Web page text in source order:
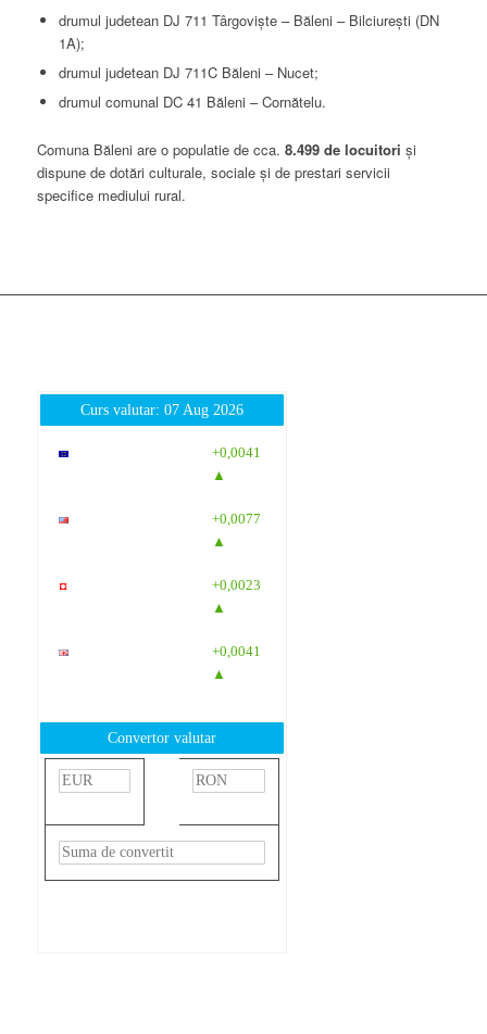
drumul judetean DJ 711 Târgoviște – Băleni – Bilciurești (DN
1A);
drumul judetean DJ 711C Băleni – Nucet;
drumul comunal DC 41 Băleni – Cornătelu.
Comuna Băleni are o populatie de cca. 8.499 de locuitori și
dispune de dotări culturale, sociale și de prestari servicii
specifice mediului rural.
Curs valutar: 07 Aug 2026
+0,0041
▲
+0,0077
▲
+0,0023
▲
+0,0041
▲
Convertor valutar